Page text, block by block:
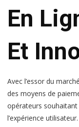
En
Et
Avec l’essor du
des moyens de
opérateurs
l’expérience